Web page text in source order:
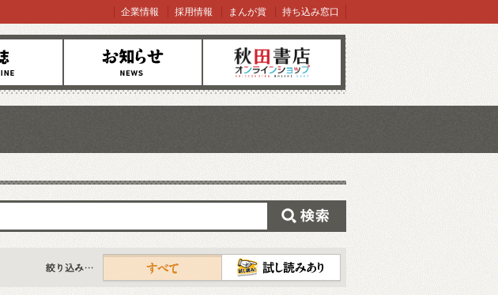
お知らせ オンラインショップ
企業情報 採用情報 まんが賞 持ち込み窓口
すべて